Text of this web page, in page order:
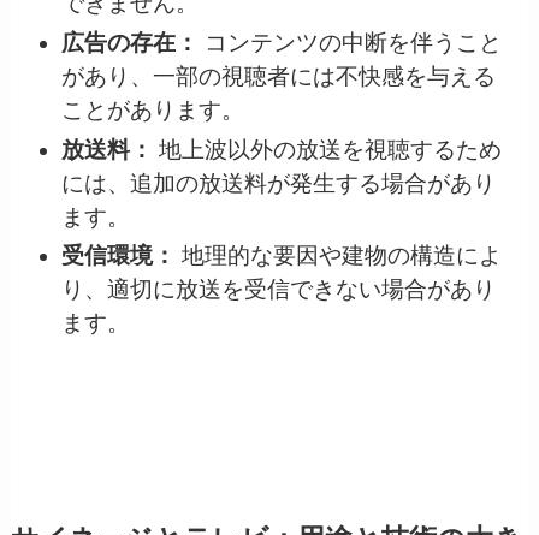
広告の存在：
コンテンツの中断を伴うこと
があり、一部の視聴者には不快感を与える
ことがあります。
放送料： 地上波以外の放送を視聴するため
には、追加の放送料が発生する場合があり
ます。
受信環境： 地理的な要因や建物の構造によ
り、適切に放送を受信できない場合があり
ます。